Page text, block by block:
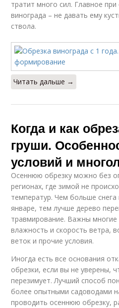
тратит много сил. Главное
винограда – не давать ему
ствола.
Читать дальше →
Когда и как
груши.
условий и
Осеннюю обрезку можно без
регионах, где зимой не
температур. Чем больше
январе, тем лучше дерево
травмирование. Важны
влажность и скорость ветра,
веток и прочие условия.
Иногда есть все основания
обрезки, если вы не уверены,
перезимует. Лучший способ
более опытными садоводами
проводить осеннюю обрезку,